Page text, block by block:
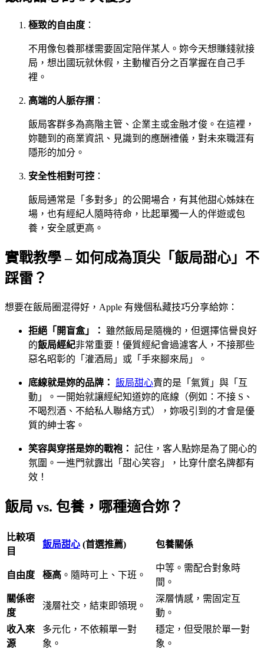
極致的自由度 ：
不用像包養那樣需要固定陪伴某人。妳今天想賺錢就接
局，想出國玩就休假，主動權百分之百掌握在自己手
裡。
高端的人脈存摺 ：
飯局客群多為高階主管、企業主或金融才俊。在這裡，
妳聽到的商業資訊、見識到的應酬禮儀，對未來職涯有
隱形的加分。
安全性相對可控 ：
飯局通常是「多對多」的公開場合，有其他甜心姊妹在
場，也有經紀人隨時待命，比起單獨一人的伴遊或包
養，安全感更高。
實戰教學 – 如何成為頂尖「飯局甜心」不
踩雷？
想要在飯局圈混得好，Apple 有幾個私藏技巧分享給妳：
拒絕「開盲盒」：
雖然飯局是隨機的，但選擇信譽良好
的飯局經紀非常重要！優質經紀會過濾客人，不接那些
惡名昭彰的「灌酒局」或「手來腳來局」。
底線就是妳的品牌： 飯局甜心賣的是「氣質」與「互
動」。一開始就讓經紀知道妳的底線（例如：不接 S、
不喝烈酒、不給私人聯絡方式），妳吸引到的才會是優
質的紳士客。
笑容與穿搭是妳的戰袍： 記住，客人點妳是為了開心的
氛圍。一進門就露出「甜心笑容」，比穿什麼名牌都有
效！
飯局 vs. 包養，哪種適合妳？
比較項
目
飯局甜心 (首選推薦) 包養關係
自由度 極高 。隨時可上、下班。
中等。需配合對象時
間。
關係密
度
淺層社交，結束即領現。
深層情感，需固定互
動。
收入來
源
多元化，不依賴單一對
象。
穩定，但受限於單一對
象。